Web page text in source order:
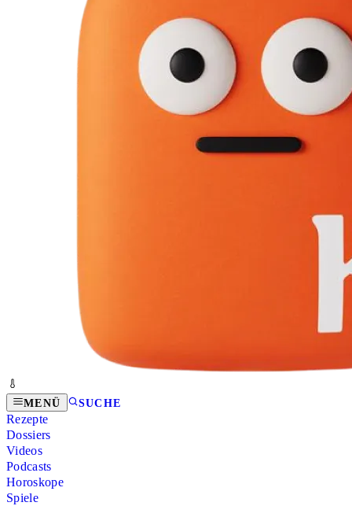
MENÜ SUCHE
Rezepte
Dossiers
Videos
Podcasts
Horoskope
Spiele